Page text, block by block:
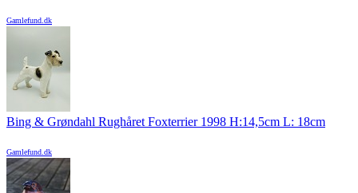
Gamlefund.dk
Bing & Grøndahl Rughåret Foxterrier 1998 H:14,5cm L: 18cm
Gamlefund.dk